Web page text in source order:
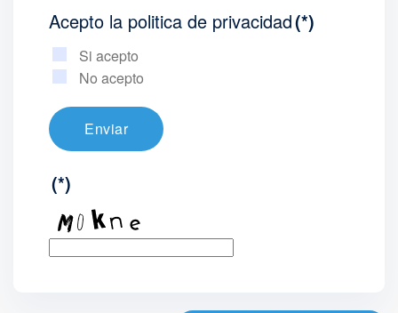
Acepto la politica de privacidad(*)
Si acepto
No acepto
Enviar
(*)